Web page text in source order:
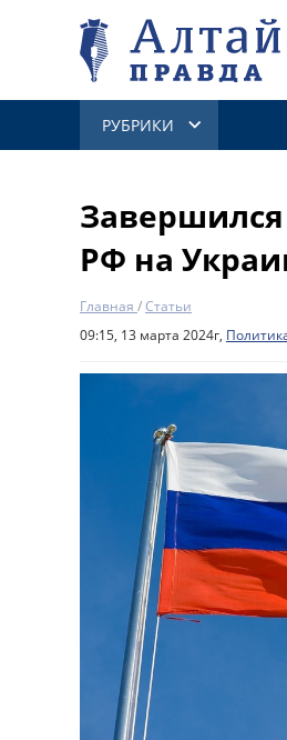
РУБРИКИ
РФ на
Главная /Статьи
09:15, 13 марта 2024г,